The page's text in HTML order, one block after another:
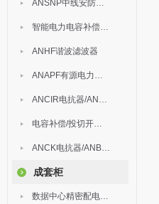
ANSNP中线安防保护器
智能电力电容补偿装置
ANHF谐波滤波器
ANAPF有源电力滤波器
ANCIR电抗器/ANHPD300谐波保护器
电容补偿/投切开关/ARC
ANCK电抗器/ANBSMJ自愈式低压并联电容器
成套柜
数据中心精密配电监控装置